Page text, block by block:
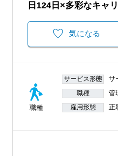
日124日×多彩なキャリ
気になる
職種
サービス形態 サ
職種 管
雇用形態 正